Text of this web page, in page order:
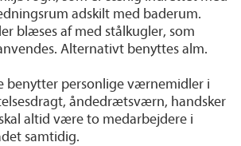
adskilt med baderum.
blæses af med stålkugler, som
Alternativt benyttes alm.
benytter personlige værnemidler i
åndedrætsværn, handsker
altid være to medarbejdere i
samtidig.